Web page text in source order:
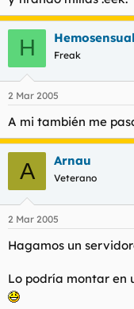
H Hemosensual
Freak
2 Mar 2005
A mi también me
A Arnau
Veterano
2 Mar 2005
Hagamos un
Lo podría montar en